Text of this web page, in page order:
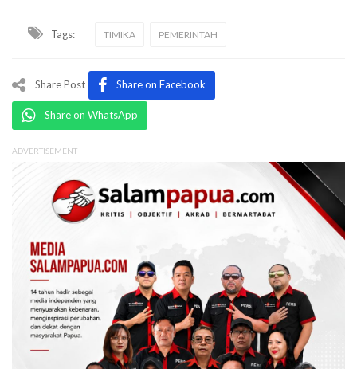
Tags: TIMIKA PEMERINTAH
Share Post Share on Facebook
Share on WhatsApp
ADVERTISEMENT